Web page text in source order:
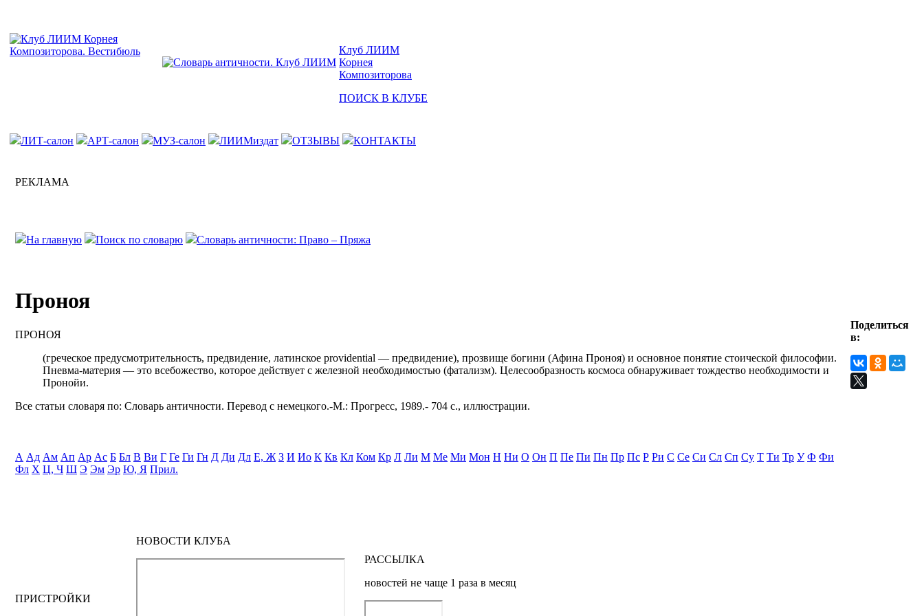
Клуб ЛИИМ
Корнея
Композиторова
ПОИСК В КЛУБЕ
ЛИТ-салон АРТ-салон МУЗ-салон ЛИИМиздат ОТЗЫВЫ КОНТАКТЫ
РЕКЛАМА
На главную Поиск по словарю Словарь античности: Право – Пряжа
Проноя
ПРОНОЯ
(греческое предусмотрительность, предвидение, латинское providential — предвидение), прозвище богини (Афина Проноя) и основное понятие стоической философии.
Пневма-материя — это всебожество, которое действует с железной необходимостью (фатализм). Целесообразность космоса обнаруживает тождество необходимости и
Пронойи.
Все статьи словаря по: Словарь античности. Перевод с немецкого.-М.: Прогресс, 1989.- 704 с., иллюстрации.
А Ад Ам Ап Ар Ас Б Бл В Ви Г Ге Ги Гн Д Ди Дл Е, Ж З И Ио К Кв Кл Ком Кр Л Ли М Ме Ми Мон Н Ни О Он П Пе Пи Пн Пр Пс Р Ри С Се Си Сл Сп Су Т Ти Тр У Ф Фи
Фл Х Ц, Ч Ш Э Эм Эр Ю, Я Прил.
Поделиться
в:
ПРИСТРОЙКИ
НОВОСТИ КЛУБА
РАССЫЛКА
новостей не чаще 1 раза в месяц